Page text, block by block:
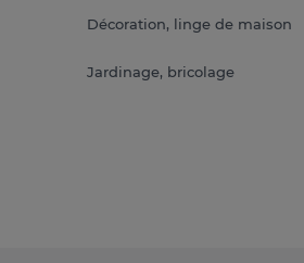
Décoration, linge de maison
Jardinage, bricolage